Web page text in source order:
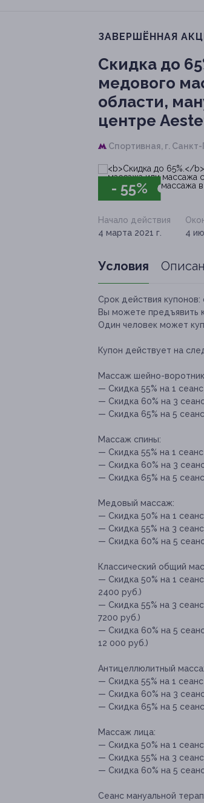
ЗАВЕРШЁННАЯ
Скидка до
медового
области,
центре
Спортивная, г.
- 55%
Начало действия
4 марта 2021 г.
4
Условия
Срок действия купонов:
Вы можете предъявить
Один человек может
Купон действует на
Массаж шейно-
— Скидка 55% на 1
— Скидка 60% на 3
— Скидка 65% на 5
Массаж спины:
— Скидка 55% на 1
— Скидка 60% на 3
— Скидка 65% на 5
Медовый массаж:
— Скидка 50% на 1
— Скидка 55% на 3
— Скидка 60% на 5
Классический общий
— Скидка 50% на 1
2400 руб.)
— Скидка 55% на 3
7200 руб.)
— Скидка 60% на 5
12 000 руб.)
Антицеллюлитный
— Скидка 55% на 1
— Скидка 60% на 3
— Скидка 65% на 5
Массаж лица:
— Скидка 50% на 1
— Скидка 55% на 3
— Скидка 60% на 5
Сеанс мануальной